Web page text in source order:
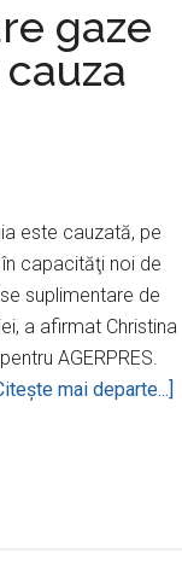
gaze
este cauzată, pe
capacităţi noi de
suplimentare de
a afirmat Christina
AGERPRES.
mai departe...]